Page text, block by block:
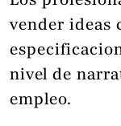
vender ideas
nivel de
empleo.